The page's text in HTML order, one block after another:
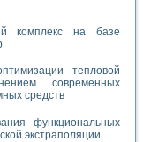
комплекс на базе
тепловой
современных
средств
функциональных
экстраполяции